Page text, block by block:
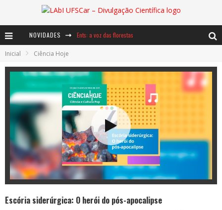
NOVIDADES Ents: a voz das florestas
Baú de Histórias - A jamais imaginada aventura com os moinhos de vento
Inicial Ciência Hoje
Escória siderúrgica: O herói do pós-apocalipse